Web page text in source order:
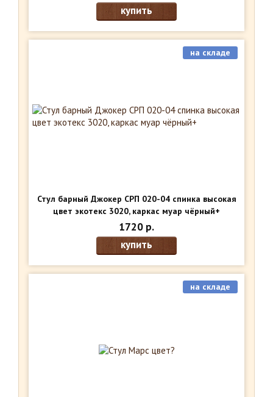
купить
Стул барный Джокер СРП 020-04 спинка высокая
цвет экотекс 3020, каркас муар чёрный+
на складе
1720 р.
купить
на складе